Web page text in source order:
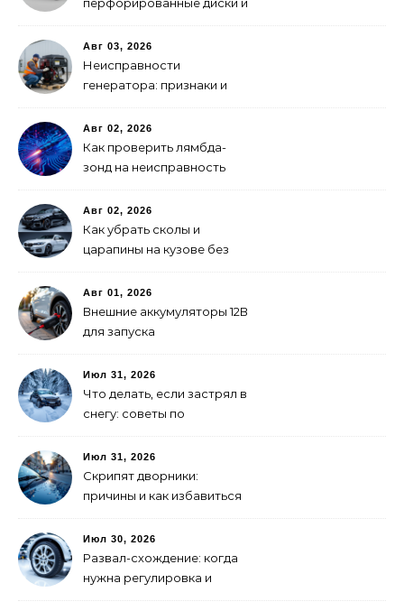
суппорты
Авг 03, 2026
Неисправности
генератора: признаки и
Авг 02, 2026
Как проверить лямбда-
зонд на неисправность
Авг 02, 2026
Как убрать сколы и
царапины на кузове без
Авг 01, 2026
Внешние аккумуляторы 12В
для запуска
выбрать
Июл 31, 2026
Что делать, если застрял в
снегу: советы по
Июл 31, 2026
Скрипят дворники:
причины и как избавиться
Июл 30, 2026
Развал-схождение: когда
нужна регулировка и